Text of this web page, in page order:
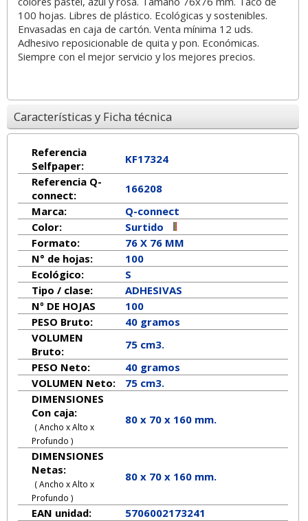
100 hojas. Libres de plástico. Ecológicas y sostenibles.
Envasadas en caja de cartón. Venta mínima 12 uds.
Adhesivo reposicionable de quita y pon. Económicas.
Siempre con el mejor servicio y los mejores precios.
Características y Ficha técnica
Referencia
Selfpaper:
KF17324
Referencia Q-
connect:
166208
Marca:
Q-connect
Color:
Surtido
Formato:
76 X 76 MM
N° de hojas:
100
Ecológico:
S
Tipo / clase:
ADHESIVAS
Nº DE HOJAS
100
PESO Bruto:
40 gramos
VOLUMEN
Bruto:
75 cm3.
PESO Neto:
40gramos
VOLUMEN Neto:
75 cm3.
DIMENSIONES
Con caja:
( Ancho x Alto x
Profundo )
80 x 70 x 160 mm.
DIMENSIONES
Netas:
( Ancho x Alto x
Profundo )
80x 70x 160mm.
EAN unidad:
5706002173241